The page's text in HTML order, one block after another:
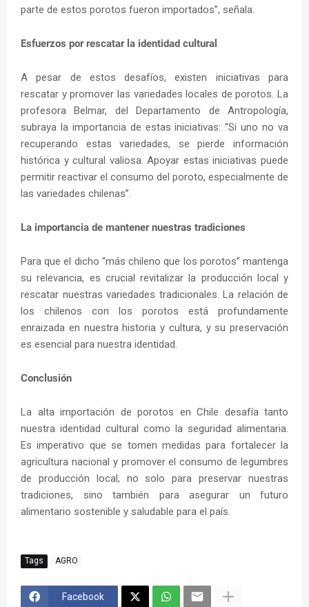
parte de estos porotos fueron importados”, señala.
Esfuerzos por rescatar la identidad cultural
A pesar de estos desafíos, existen iniciativas para
rescatar y promover las variedades locales de porotos. La
profesora Belmar, del Departamento de Antropología,
subraya la importancia de estas iniciativas: “Si uno no va
recuperando estas variedades, se pierde información
histórica y cultural valiosa. Apoyar estas iniciativas puede
permitir reactivar el consumo del poroto, especialmente de
las variedades chilenas”.
La importancia de mantener nuestras tradiciones
Para que el dicho “más chileno que los porotos” mantenga
su relevancia, es crucial revitalizar la producción local y
rescatar nuestras variedades tradicionales. La relación de
los chilenos con los porotos está profundamente
enraizada en nuestra historia y cultura, y su preservación
es esencial para nuestra identidad.
Conclusión
La alta importación de porotos en Chile desafía tanto
nuestra identidad cultural como la seguridad alimentaria.
Es imperativo que se tomen medidas para fortalecer la
agricultura nacional y promover el consumo de legumbres
de producción local, no solo para preservar nuestras
tradiciones, sino también para asegurar un futuro
alimentario sostenible y saludable para el país.
Tags AGRO
Facebook